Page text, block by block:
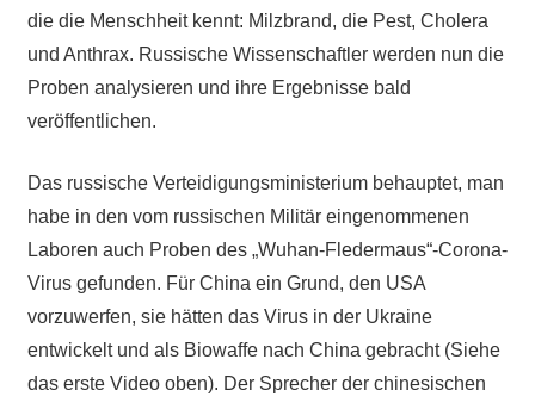
die die Menschheit kennt: Milzbrand, die Pest, Cholera
und Anthrax. Russische Wissenschaftler werden nun die
Proben analysieren und ihre Ergebnisse bald
veröffentlichen.
Das russische Verteidigungsministerium behauptet, man
habe in den vom russischen Militär eingenommenen
Laboren auch Proben des „Wuhan-Fledermaus“-Corona-
Virus gefunden. Für China ein Grund, den USA
vorzuwerfen, sie hätten das Virus in der Ukraine
entwickelt und als Biowaffe nach China gebracht (Siehe
das erste Video oben). Der Sprecher der chinesischen